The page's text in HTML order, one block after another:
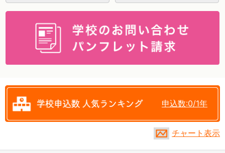
申込数:0/1年
チャート表示